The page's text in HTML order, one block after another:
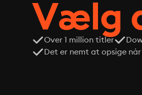
Vælg
Over 1 million titler
Det er nemt at opsige